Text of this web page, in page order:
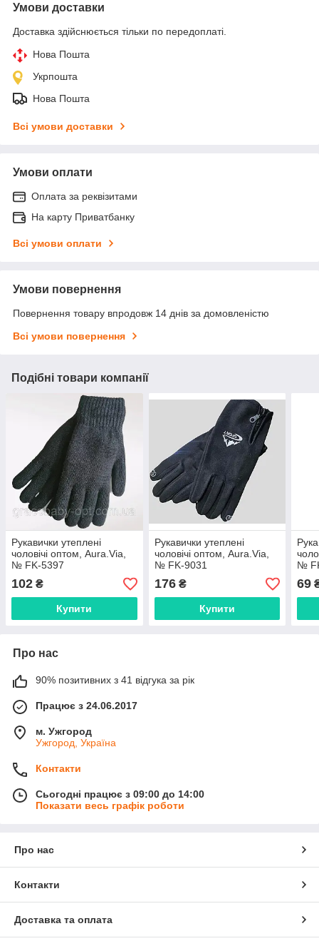
Умови доставки
Доставка здійснюється тільки по передоплаті.
Нова Пошта
Укрпошта
Нова Пошта
Всі умови доставки
Умови оплати
Оплата за реквізитами
На карту Приватбанку
Всі умови оплати
Умови повернення
Повернення товару впродовж 14 днів за домовленістю
Всі умови повернення
Подібні товари компанії
Рукавички утеплені
чоловічі оптом, Aura.Via,
№ FK-5397
102 ₴
Купити
Рукавички утеплені
чоловічі оптом, Aura.Via,
№ FK-9031
176₴
Купити
№
69
Про нас
90% позитивних з 41 відгука за рік
Працює з 24.06.2017
м. Ужгород
Ужгород, Україна
Контакти
Сьогодні працює з 09:00 до 14:00
Показати весь графік роботи
Про нас
Контакти
Доставка та оплата